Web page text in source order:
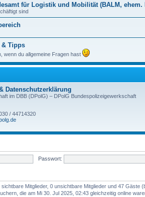
für Logistik und Mobilität (BALM, ehem.
sind
& Tipps
wenn du allgemeine Fragen hast
Datenschutzerklärung
im DBB (DPolG) – DPolG Bundespolizeigewerkschaft
/ 44714320
Passwort:
sichtbare Mitglieder, 0 unsichtbare Mitglieder und 47
die am Mi 30. Jul 2025, 02:43 gleichzeitig online